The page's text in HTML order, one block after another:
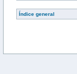
Índice general